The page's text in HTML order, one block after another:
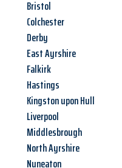
Bristol
Colchester
Derby
East Ayrshire
Falkirk
Hastings
Kingston upon Hull
Liverpool
Middlesbrough
North Ayrshire
Nuneaton